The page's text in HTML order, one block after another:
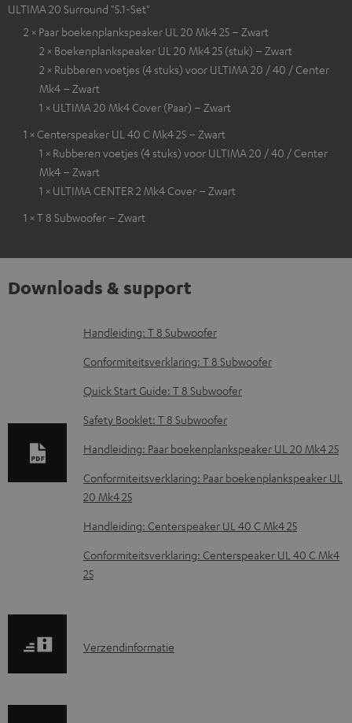
ULTIMA 20 Surround "5.1-Set"
2 × Paar boekenplankspeaker UL 20 Mk4 25 – Zwart
2 × Boekenplankspeaker UL 20 Mk4 25 (stuk) – Zwart
2 × Rubberen voetjes (4 stuks) voor ULTIMA 20 / 40 / Center
Mk4 – Zwart
1 × ULTIMA 20 Mk4 Cover (Paar) – Zwart
1 × Centerspeaker UL 40 C Mk4 25 – Zwart
1 × Rubberen voetjes (4 stuks) voor ULTIMA 20 / 40 / Center
Mk4 – Zwart
1 × ULTIMA CENTER 2 Mk4 Cover – Zwart
1 × T 8 Subwoofer – Zwart
Downloads & support
D
o
l
o
a
d
d
o
c
e
Handleiding: T 8 Subwoofer
Conformiteitsverklaring: T 8 Subwoofer
Quick Start Guide: T 8 Subwoofer
Safety Booklet: T 8 Subwoofer
Handleiding: Paar boekenplankspeaker UL 20 Mk4 25
Conformiteitsverklaring: Paar boekenplankspeaker UL
20 Mk4 25
Handleiding: Centerspeaker UL 40 C Mk4 25
Conformiteitsverklaring: Centerspeaker UL 40 C Mk4
25
V
Verzendinformatie